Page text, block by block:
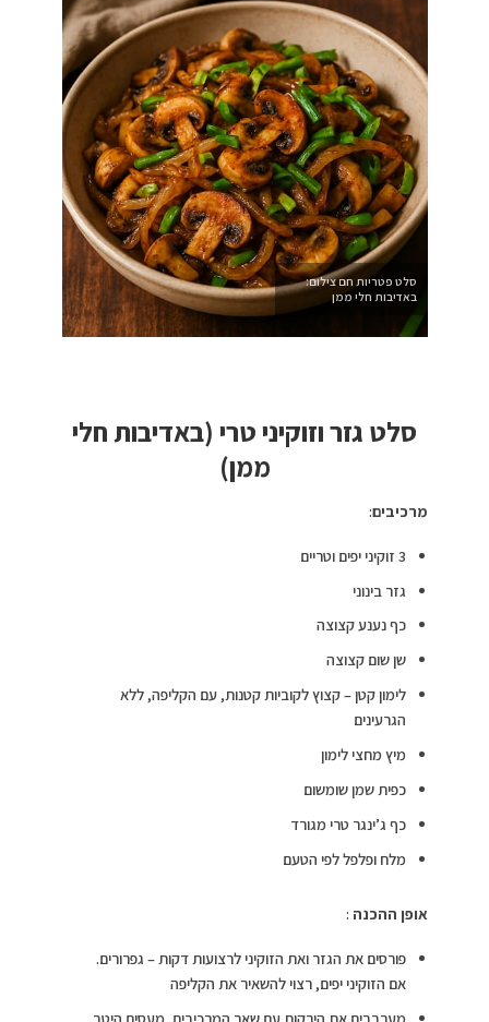
סלט פטריות חם צילום:
באדיבות חלי ממן
סלט גזר וזוקיני טרי (באדיבות חלי
ממן)
מרכיבים:
3 זוקיני יפים וטריים
גזר בינוני
כף נענע קצוצה
שן שום קצוצה
לימון קטן – קצוץ לקוביות קטנות, עם הקליפה, ללא
הגרעינים
מיץ מחצי לימון
כפית שמן שומשום
כף ג’ינגר טרי מגורד
מלח ופלפל לפי הטעם
אופן ההכנה :
פורסים את הגזר ואת הזוקיני לרצועות דקות – גפרורים.
אם הזוקיני יפים, רצוי להשאיר את הקליפה